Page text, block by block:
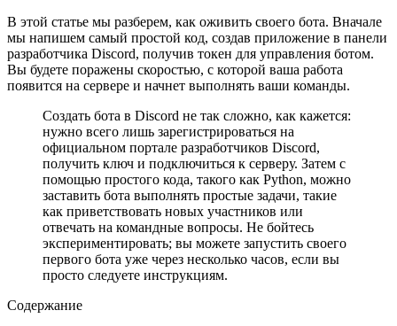
В этой статье мы разберем, как оживить своего бота. Вначале
мы напишем самый простой код, создав приложение в панели
разработчика Discord, получив токен для управления ботом.
Вы будете поражены скоростью, с которой ваша работа
появится на сервере и начнет выполнять ваши команды.
Создать бота в Discord не так сложно, как кажется:
нужно всего лишь зарегистрироваться на
официальном портале разработчиков Discord,
получить ключ и подключиться к серверу. Затем с
помощью простого кода, такого как Python, можно
заставить бота выполнять простые задачи, такие
как приветствовать новых участников или
отвечать на командные вопросы. Не бойтесь
экспериментировать; вы можете запустить своего
первого бота уже через несколько часов, если вы
просто следуете инструкциям.
Содержание